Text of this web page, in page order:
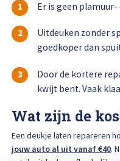
Er is geen
Uitdeuken zonder
goedkoper dan
Door de kortere
kwijt bent. Vaak
Wat zijn de
Een deukje laten repareren
jouw auto al uit vanaf €40.